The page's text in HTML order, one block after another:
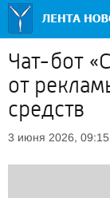
Чат-бот
от
средств
3 июня 2026, 09:15